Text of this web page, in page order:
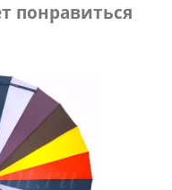
понравиться